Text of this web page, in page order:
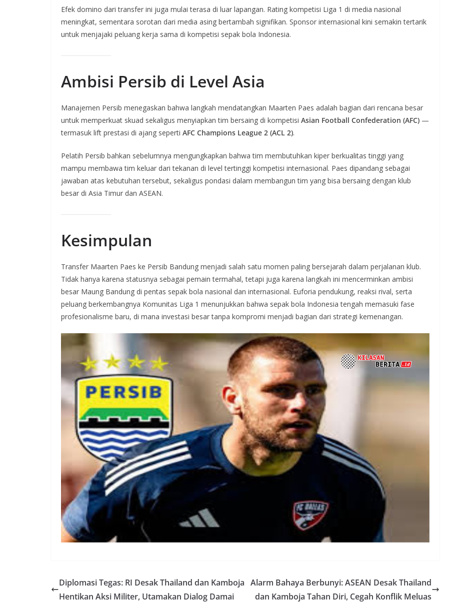
Efek domino dari transfer ini juga mulai terasa di luar lapangan. Rating kompetisi Liga 1 di media nasional
meningkat, sementara sorotan dari media asing bertambah signifikan. Sponsor internasional kini semakin tertarik
untuk menjajaki peluang kerja sama di kompetisi sepak bola Indonesia.
Ambisi Persib di Level Asia
Manajemen Persib menegaskan bahwa langkah mendatangkan Maarten Paes adalah bagian dari rencana besar
untuk memperkuat skuad sekaligus menyiapkan tim bersaing di kompetisi Asian Football Confederation (AFC) —
termasuk lift prestasi di ajang seperti AFC Champions League 2 (ACL 2).
Pelatih Persib bahkan sebelumnya mengungkapkan bahwa tim membutuhkan kiper berkualitas tinggi yang
mampu membawa tim keluar dari tekanan di level tertinggi kompetisi internasional. Paes dipandang sebagai
jawaban atas kebutuhan tersebut, sekaligus pondasi dalam membangun tim yang bisa bersaing dengan klub
besar di Asia Timur dan ASEAN.
Kesimpulan
Transfer Maarten Paes ke Persib Bandung menjadi salah satu momen paling bersejarah dalam perjalanan klub.
Tidak hanya karena statusnya sebagai pemain termahal, tetapi juga karena langkah ini mencerminkan ambisi
besar Maung Bandung di pentas sepak bola nasional dan internasional. Euforia pendukung, reaksi rival, serta
peluang berkembangnya Komunitas Liga 1 menunjukkan bahwa sepak bola Indonesia tengah memasuki fase
profesionalisme baru, di mana investasi besar tanpa kompromi menjadi bagian dari strategi kemenangan.
Diplomasi Tegas: RI Desak Thailand dan Kamboja
Hentikan Aksi Militer, Utamakan Dialog Damai
Alarm Bahaya Berbunyi: ASEAN Desak Thailand
dan Kamboja Tahan Diri, Cegah Konflik Meluas